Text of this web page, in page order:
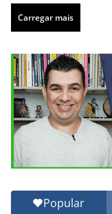
Carregar mais
Popular